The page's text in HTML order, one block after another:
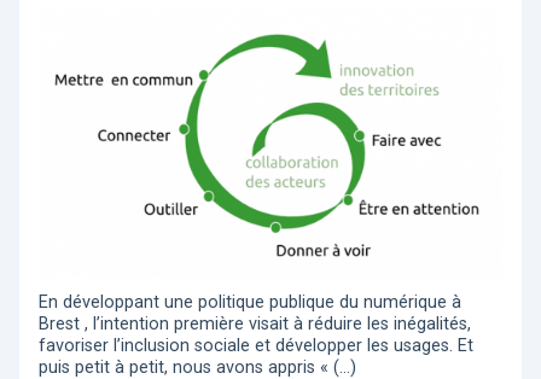
En développant une politique publique du numérique à
Brest , l’intention première visait à réduire les inégalités,
favoriser l’inclusion sociale et développer les usages. Et
puis petit à petit, nous avons appris « (…)